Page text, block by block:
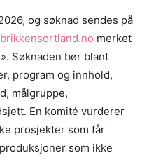
og søknad sendes på
merket
Søknaden bør blant
program og innhold,
målgruppe,
En komité vurderer
prosjekter som får
som ikke